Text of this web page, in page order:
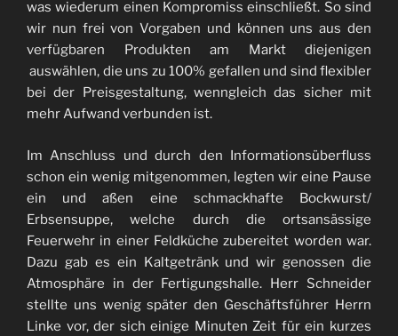
was wiederum einen Kompromiss einschließt. So sind
wir nun frei von Vorgaben und können uns aus den
verfügbaren Produkten am Markt diejenigen
auswählen, die uns zu 100% gefallen und sind flexibler
bei der Preisgestaltung, wenngleich das sicher mit
mehr Aufwand verbunden ist.
Im Anschluss und durch den Informationsüberfluss
schon ein wenig mitgenommen, legten wir eine Pause
ein und aßen eine schmackhafte Bockwurst/
Erbsensuppe, welche durch die ortsansässige
Feuerwehr in einer Feldküche zubereitet worden war.
Dazu gab es ein Kaltgetränk und wir genossen die
Atmosphäre in der Fertigungshalle. Herr Schneider
stellte uns wenig später den Geschäftsführer Herrn
Linke vor, der sich einige Minuten Zeit für ein kurzes